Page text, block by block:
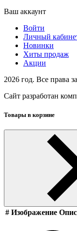
Ваш аккаунт
Войти
Личный
Новинки
Хиты продаж
Акции
2026 год. Все права
Сайт разработан
Товары в корзине
# Изображение